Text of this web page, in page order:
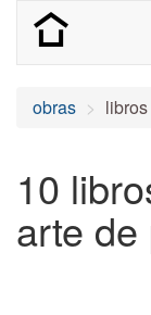
obras
10
arte